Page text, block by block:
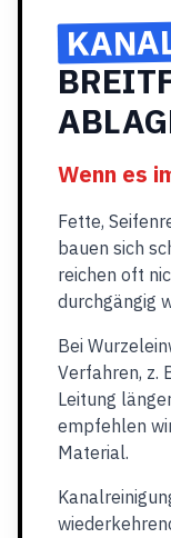
Wenn es
Fette,
bauen sich
reichen oft
durchgängig
Bei
Verfahren, z.
Leitung
empfehlen
Material.